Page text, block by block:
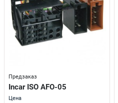
Предзаказ
Incar ISO AFO-05
Цена